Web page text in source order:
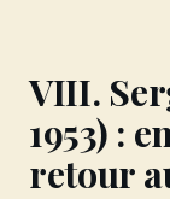
VIII.
1953) :
retour